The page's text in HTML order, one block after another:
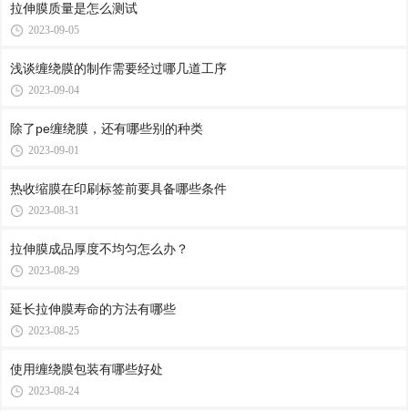
拉伸膜质量是怎么测试
2023-09-05
浅谈缠绕膜的制作需要经过哪几道工序
2023-09-04
除了pe缠绕膜，还有哪些别的种类
2023-09-01
热收缩膜在印刷标签前要具备哪些条件
2023-08-31
拉伸膜成品厚度不均匀怎么办？
2023-08-29
延长拉伸膜寿命的方法有哪些
2023-08-25
使用缠绕膜包装有哪些好处
2023-08-24